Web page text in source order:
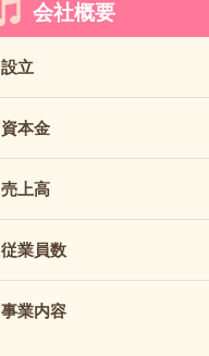
会社概要
設立
資本金
売上高
従業員数
事業内容